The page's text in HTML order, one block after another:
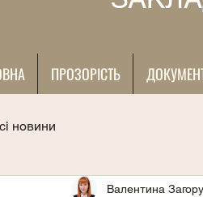
ПРОЗОРІСТЬ
новини
Валентина